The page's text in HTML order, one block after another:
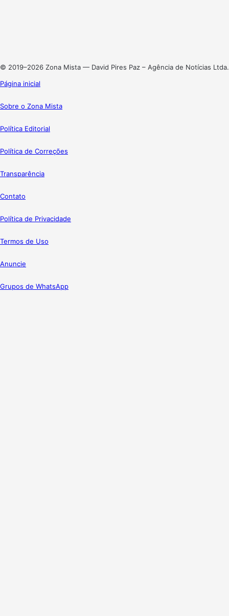
© 2019–2026 Zona Mista — David Pires Paz – Agência de Notícias Ltda.
Página inicial
Sobre o Zona Mista
Política Editorial
Política de Correções
Transparência
Contato
Política de Privacidade
Termos de Uso
Anuncie
Grupos de WhatsApp